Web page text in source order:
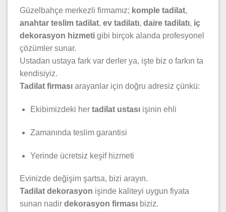
Güzelbahçe merkezli firmamız; komple tadilat,
anahtar teslim tadilat, ev tadilatı, daire tadilatı, iç
dekorasyon hizmeti gibi birçok alanda profesyonel
çözümler sunar.
Ustadan ustaya fark var derler ya, işte biz o farkın ta
kendisiyiz.
Tadilat firması arayanlar için doğru adresiz çünkü:
Ekibimizdeki her tadilat ustasıişinin ehli
Zamanında teslim garantisi
Yerinde ücretsiz keşif hizmeti
Evinizde değişim şartsa, bizi arayın.
Tadilat dekorasyon işinde kaliteyi uygun fiyata
sunan nadir dekorasyon firması biziz.